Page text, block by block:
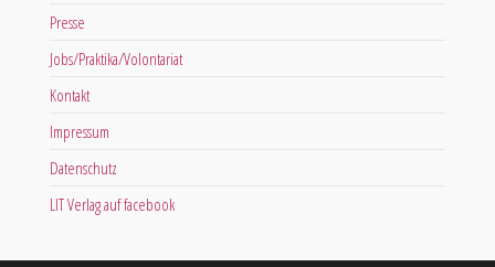
Presse
Jobs/Praktika/Volontariat
Kontakt
Impressum
Datenschutz
LIT Verlag auf facebook